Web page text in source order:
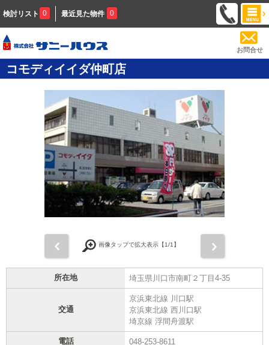
検討リスト 0 最近見た物件 0
お問合せ
コモディイイダ仲町店
画像タップで拡大表示【1/1】
所在地 埼玉県川口市南町２丁目4-35
交通
京浜東北線 川口駅
京浜東北線 西川口駅
埼京線 浮間舟渡駅
電話 048-253-8611